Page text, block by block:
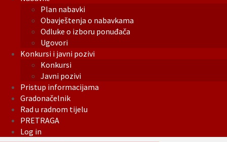
Plan nabavki
Obavještenja o nabavkama
Odluke o izboru ponuđača
Ugovori
Konkursi i javni pozivi
Konkursi
Javni pozivi
Pristup informacijama
Gradonačelnik
Rad u radnom tijelu
PRETRAGA
Log in